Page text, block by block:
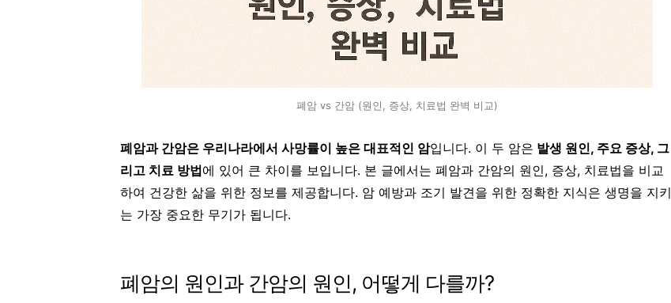
폐암 vs 간암 (원인, 증상, 치료법 완벽 비교)
폐암과 간암은 우리나라에서 사망률이 높은 대표적인 암입니다. 이 두 암은 발생 원인, 주요 증상, 그
리고 치료 방법에 있어 큰 차이를 보입니다. 본 글에서는 폐암과 간암의 원인, 증상, 치료법을 비교
하여 건강한 삶을 위한 정보를 제공합니다. 암 예방과 조기 발견을 위한 정확한 지식은 생명을 지키
는 가장 중요한 무기가 됩니다.
폐암의 원인과 간암의 원인, 어떻게 다를까?